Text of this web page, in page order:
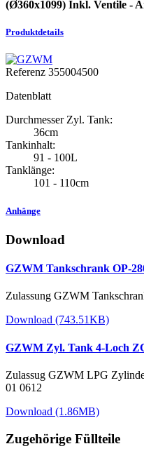
(Ø360x1099) Inkl. Ventile -
Produktdetails
Referenz 355004500
Datenblatt
Durchmesser Zyl. Tank:
36cm
Tankinhalt:
91 - 100L
Tanklänge:
101 - 110cm
Anhänge
Download
GZWM Tankschrank OP-
Zulassung GZWM
Download (743.51KB)
GZWM Zyl. Tank 4-Loch
Zulassug GZWM LPG
01 0612
Download (1.86MB)
Zugehörige Füllteile